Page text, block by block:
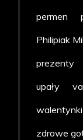
permen
Philipiak
prezenty
upały
walentynki
zdrowe